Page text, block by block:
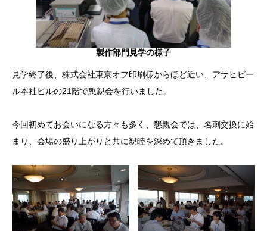
製作部門見学の様子
見学終了後、株式会社東京オフ印刷様からほど近い、アサヒビー
ル本社ビルの21階で懇親会を行いました。
今回初めてお会いになる方々も多く、懇親会では、名刺交換に始
まり、会場の盛り上がりと共に親睦を深めて頂きました。